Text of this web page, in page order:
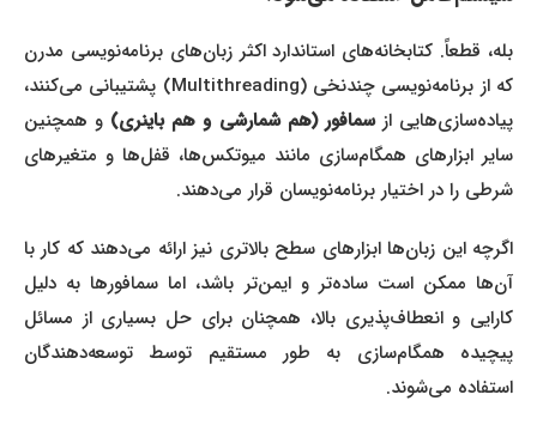
بله، قطعاً. کتابخانه‌های استاندارد اکثر زبان‌های برنامه‌نویسی مدرن
که از برنامه‌نویسی چندنخی (Multithreading) پشتیبانی می‌کنند،
پیاده‌سازی‌هایی از سمافور (هم شمارشی و هم باینری)و همچنین
سایر ابزارهای همگام‌سازی مانند میوتکس‌ها، قفل‌ها و متغیرهای
شرطی را در اختیار برنامه‌نویسان قرار می‌دهند.
اگرچه این زبان‌ها ابزارهای سطح بالاتری نیز ارائه می‌دهند که کار با
آن‌ها ممکن است ساده‌تر و ایمن‌تر باشد، اما سمافورها به دلیل
کارایی و انعطاف‌پذیری بالا، همچنان برای حل بسیاری از مسائل
پیچیده همگام‌سازی به طور مستقیم توسط توسعه‌دهندگان
استفاده می‌شوند.